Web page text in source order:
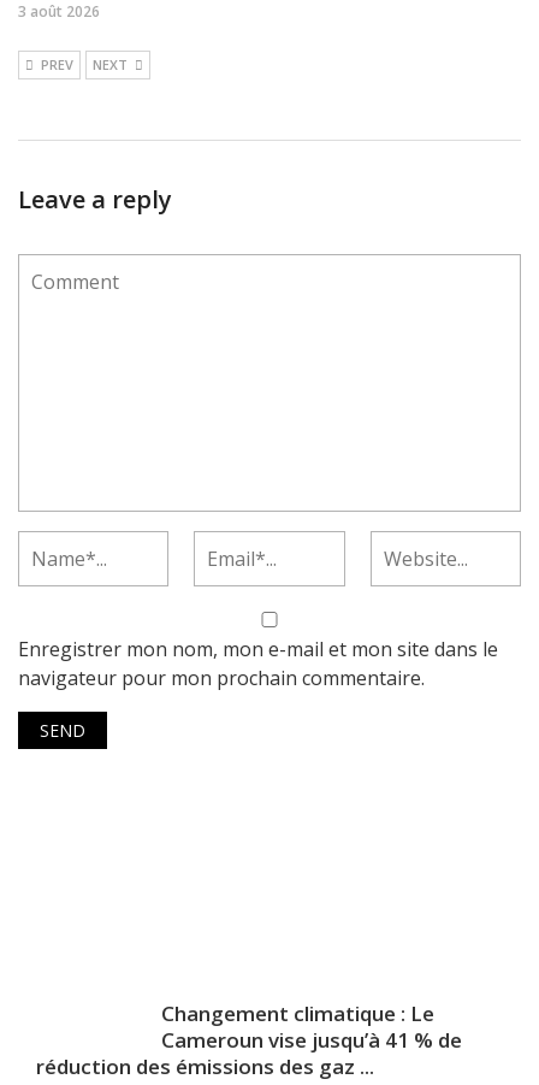
3 août 2026
PREV NEXT
Leave a reply
Enregistrer mon nom, mon e-mail et mon site dans le
navigateur pour mon prochain commentaire.
Changement climatique : Le
Cameroun vise jusqu’à 41 % de
réduction des émissions des gaz ...